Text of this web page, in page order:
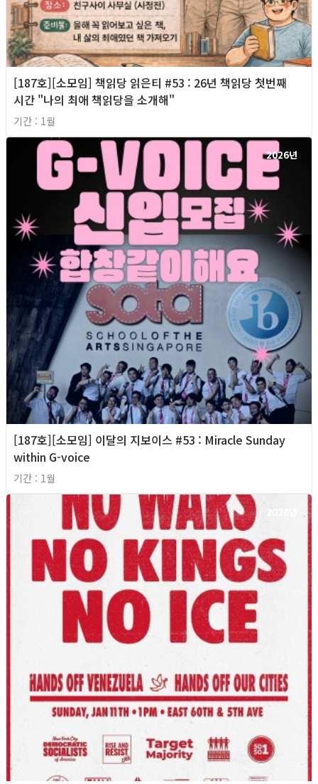
[187호][소모임] 책읽당 읽은티 #53 : 26년 책읽당 첫번째
시간 "나의 최애 책읽당을 소개해"
기간 : 1월
2026년
[187호][소모임] 이달의 지보이스 #53 : Miracle Sunday
within G-voice
기간 : 1월
2026년